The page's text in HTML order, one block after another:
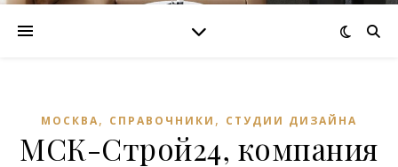
МОСКВА, СПРАВОЧНИКИ , СТУДИИ ДИЗАЙНА
МСК-Строй24, компания